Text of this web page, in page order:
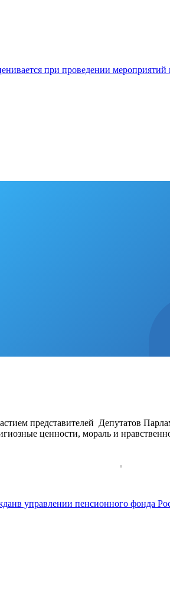
при проведении
представителей Депутатов
ценности, мораль и
управлении пенсионного фонда